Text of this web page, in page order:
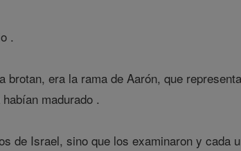
.
era la rama de Aarón, que
madurado .
de Israel, sino que los examinaron y cada